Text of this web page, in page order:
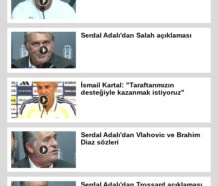
Serdal Adalı'dan Salah açıklaması
İsmail Kartal: "Taraftarımızın
desteğiyle kazanmak istiyoruz"
Serdal Adalı'dan Vlahovic ve Brahim
Diaz sözleri
Serdal Adalı'dan Trossard açıklaması